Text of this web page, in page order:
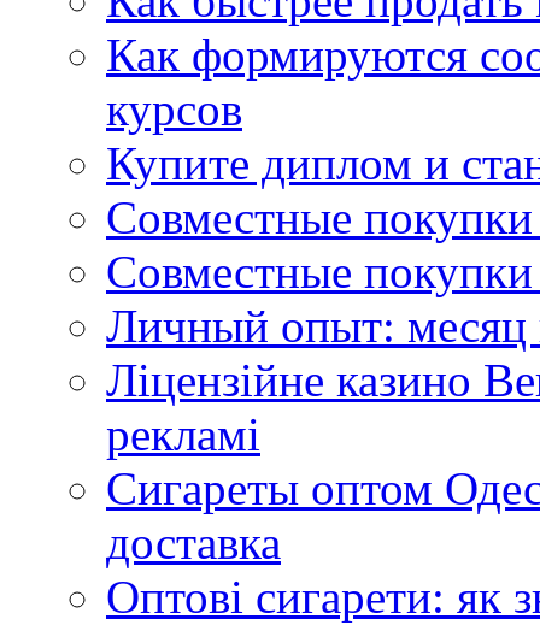
Как формируются
курсов
Купите диплом и
Совместные
Совместные покупки
Личный опыт: месяц
Ліцензійне казино
рекламі
Сигареты оптом
доставка
Оптові сигарети: як